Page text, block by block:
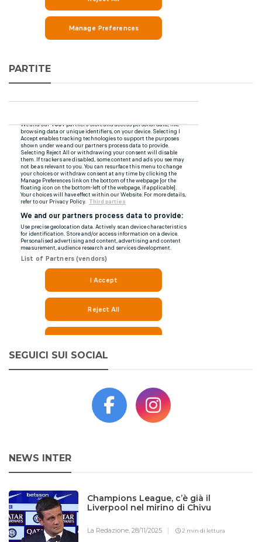
PARTITE
SEGUICI SUI SOCIAL
NEWS INTER
Champions League, c’è già il
Liverpool nel mirino di Chivu
La Redazione,28/11/2025 2 min di lettura